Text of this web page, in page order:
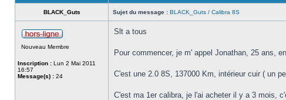
BLACK_Guts Sujet du message : BLACK_Guts / Calibra 8S
Nouveau Membre
Inscription : Lun 2 Mai 2011
16:57
Message(s) : 24
Slt a tous
Pour commencer, je m' appel Jonathan, 25 ans,
C'est une 2.0 8S, 137000 Km, intérieur cuir ( un
C'est ma 1er calibra, je l'ai acheter il y a 3 mois,